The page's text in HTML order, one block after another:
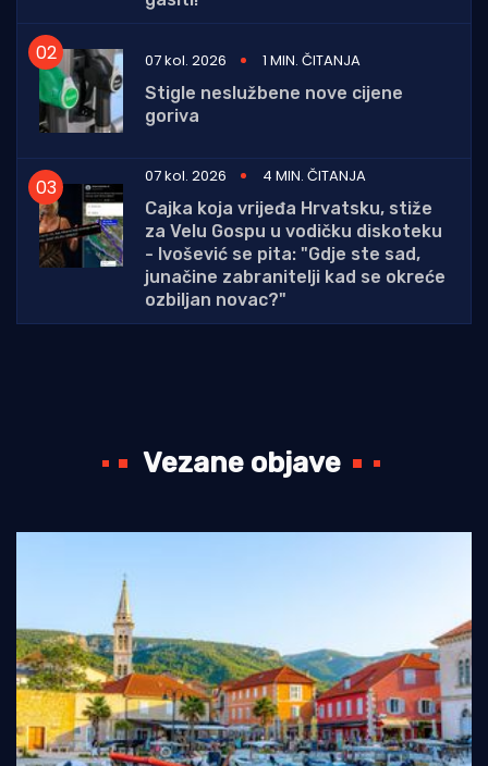
07 kol. 2026
1 MIN. ČITANJA
Stigle neslužbene nove cijene
goriva
07 kol. 2026
4 MIN. ČITANJA
Cajka koja vrijeđa Hrvatsku, stiže
za Velu Gospu u vodičku diskoteku
- Ivošević se pita: "Gdje ste sad,
junačine zabranitelji kad se okreće
ozbiljan novac?"
Vezane objave